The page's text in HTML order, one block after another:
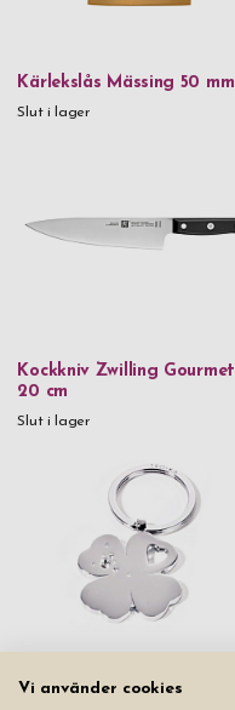
Kärlekslås Mässing 50 mm
Slut i lager
Kockkniv Zwilling Gourmet
20 cm
Slut i lager
Girls Best Friend
Vi använder cookies